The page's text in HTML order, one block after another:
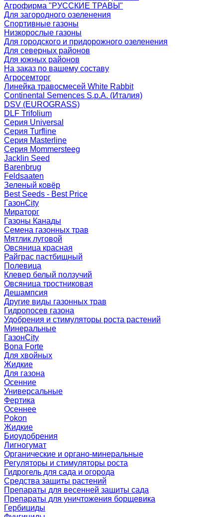
Агрофирма "РУССКИЕ ТРАВЫ"
Для загородного озеленения
Спортивные газоны
Низкорослые газоны
Для городского и придорожного озеленения
Для северных районов
Для южных районов
На заказ по вашему составу
Агросемторг
Линейка травосмесей White Rabbit
Continental Semences S.p.A. (Италия)
DSV (EUROGRASS)
DLF Trifolium
Серия Universal
Серия Turfline
Серия Masterline
Серия Mommersteeg
Jacklin Seed
Barenbrug
Feldsaaten
Зеленый ковёр
Best Seeds - Best Price
ГазонCity
Мираторг
Газоны Канады
Семена газонных трав
Мятлик луговой
Овсяница красная
Райграс пастбищный
Полевица
Клевер белый ползучий
Овсяница тростниковая
Дешампсия
Другие виды газонных трав
Гидропосев газона
Удобрения и стимуляторы роста растений
Минеральные
ГазонCity
Bona Forte
Для хвойных
Жидкие
Для газона
Осенние
Универсальные
Фертика
Осеннее
Pokon
Жидкие
Биоудобрения
Лигногумат
Органические и органо-минеральные
Регуляторы и стимуляторы роста
Гидрогель для сада и огорода
Средства защиты растений
Препараты для весенней защиты сада
Препараты для уничтожения борщевика
Гербициды